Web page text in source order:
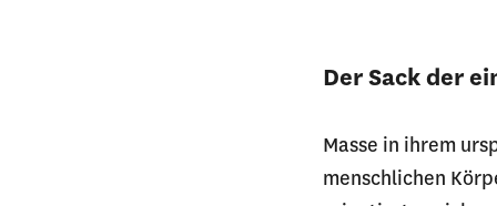
Der Sack der
Masse in ihrem
menschlichen